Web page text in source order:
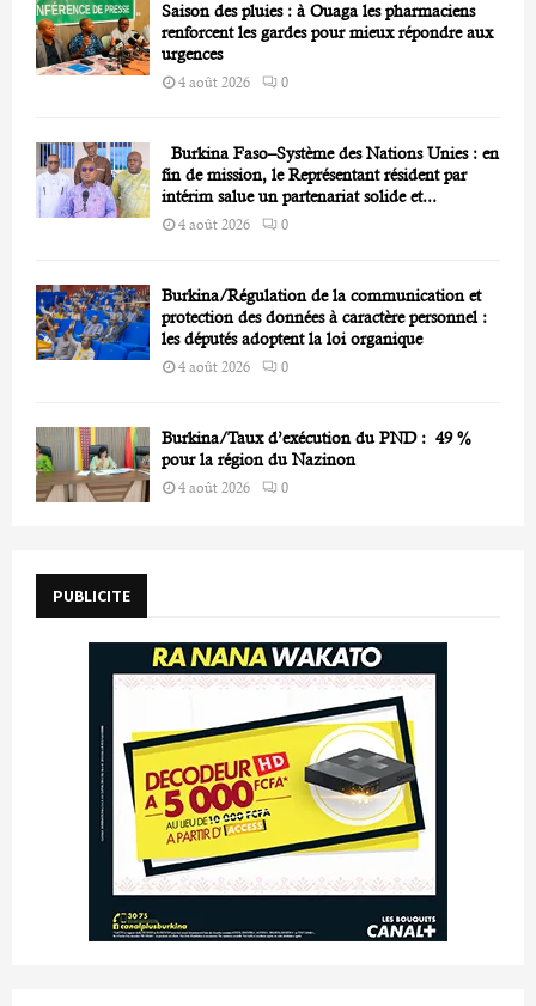
Saison des pluies : à Ouaga les pharmaciens
renforcent les gardes pour mieux répondre aux
urgences
4 août 2026 0
Burkina Faso–Système des Nations Unies : en
fin de mission, le Représentant résident par
intérim salue un partenariat solide et...
4 août 2026 0
Burkina/Régulation de la communication et
protection des données à caractère personnel :
les députés adoptent la loi organique
4 août 2026 0
Burkina/Taux d’exécution du PND : 49 %
pour la région du Nazinon
4 août 2026 0
PUBLICITE